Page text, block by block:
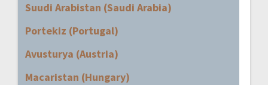
Suudi Arabistan (Saudi Arabia)
Portekiz (Portugal)
Avusturya (Austria)
Macaristan (Hungary)